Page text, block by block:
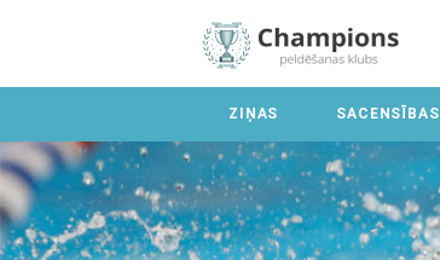
ZIŅAS SACENSĪBAS